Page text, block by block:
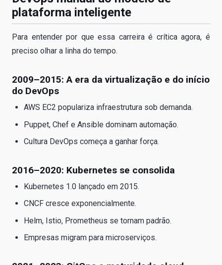
plataforma inteligente
Para entender por que essa carreira é crítica agora, é
preciso olhar a linha do tempo.
2009–2015: A era da virtualização e do início
do DevOps
AWS EC2 populariza infraestrutura sob demanda.
Puppet, Chef e Ansible dominam automação.
Cultura DevOps começa a ganhar força.
2016–2020: Kubernetes se consolida
Kubernetes 1.0 lançado em 2015.
CNCF cresce exponencialmente.
Helm, Istio, Prometheus se tornam padrão.
Empresas migram para microserviços.